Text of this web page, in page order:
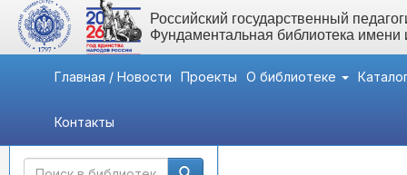
Российский государственный
Фундаментальная библиотека
Главная / Новости Проекты О библиотеке
Контакты
Быстрый доступ